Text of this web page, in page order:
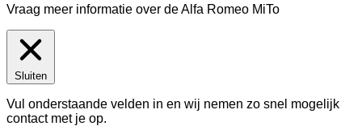
Vraag meer informatie over deAlfa Romeo MiTo
Sluiten
Vul onderstaande velden in en wij nemen zo snel mogelijk
contact met je op.